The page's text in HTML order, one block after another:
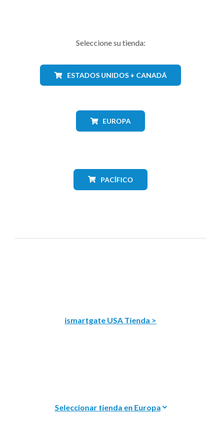
Seleccione su tienda:
ESTADOS UNIDOS + CANADÁ
EUROPA
PACÍFICO
ismartgate USA Tienda >